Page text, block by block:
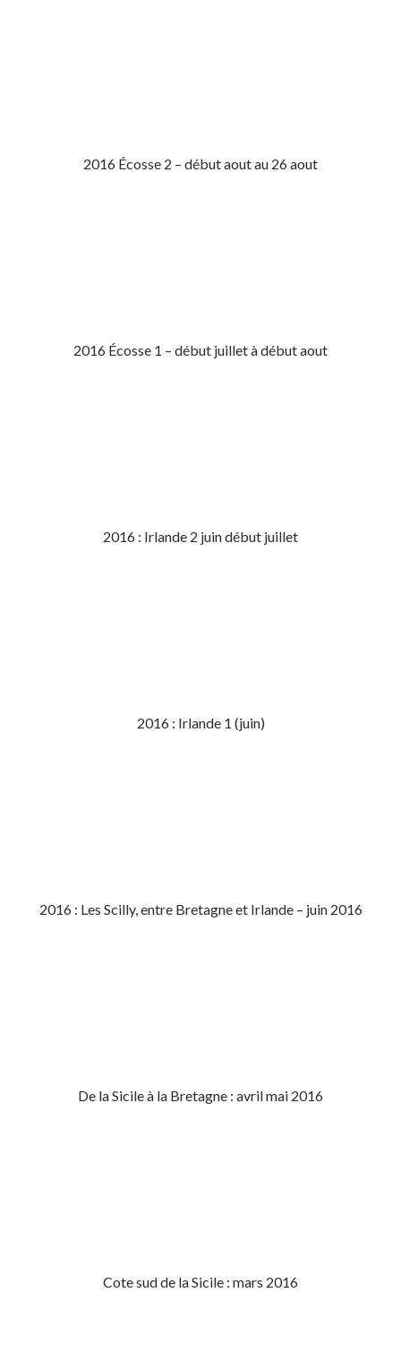
2016 Écosse 2 – début aout au 26 aout
2016 Écosse 1 – début juillet à début aout
2016 : Irlande 2 juin début juillet
2016 : Irlande 1 (juin)
2016 : Les Scilly, entre Bretagne et Irlande – juin 2016
De la Sicile à la Bretagne : avril mai 2016
Cote sud de la Sicile : mars 2016